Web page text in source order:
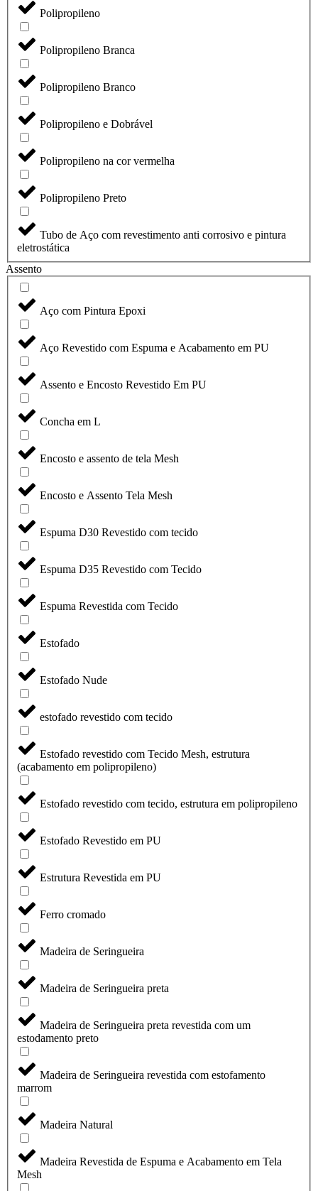
Polipropileno
Polipropileno Branca
Polipropileno Branco
Polipropileno e Dobrável
Polipropileno na cor vermelha
Polipropileno Preto
Tubo de Aço com revestimento anti corrosivo e pintura
eletrostática
Assento
Aço com Pintura Epoxi
Aço Revestido com Espuma e Acabamento em PU
Assento e Encosto Revestido Em PU
Concha em L
Encosto e assento de tela Mesh
Encosto e Assento Tela Mesh
Espuma D30 Revestido com tecido
Espuma D35 Revestido com Tecido
Espuma Revestida com Tecido
Estofado
Estofado Nude
estofado revestido com tecido
Estofado revestido com Tecido Mesh, estrutura
(acabamento em polipropileno)
Estofado revestido com tecido, estrutura em polipropileno
Estofado Revestido em PU
Estrutura Revestida em PU
Ferro cromado
Madeira de Seringueira
Madeira de Seringueira preta
Madeira de Seringueira preta revestida com um
estodamento preto
Madeira de Seringueira revestida com estofamento
marrom
Madeira Natural
Madeira Revestida de Espuma e Acabamento em Tela
Mesh